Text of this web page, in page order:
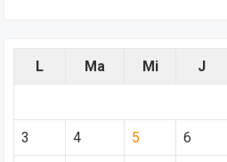
L Ma Mi J
3 4 5 6